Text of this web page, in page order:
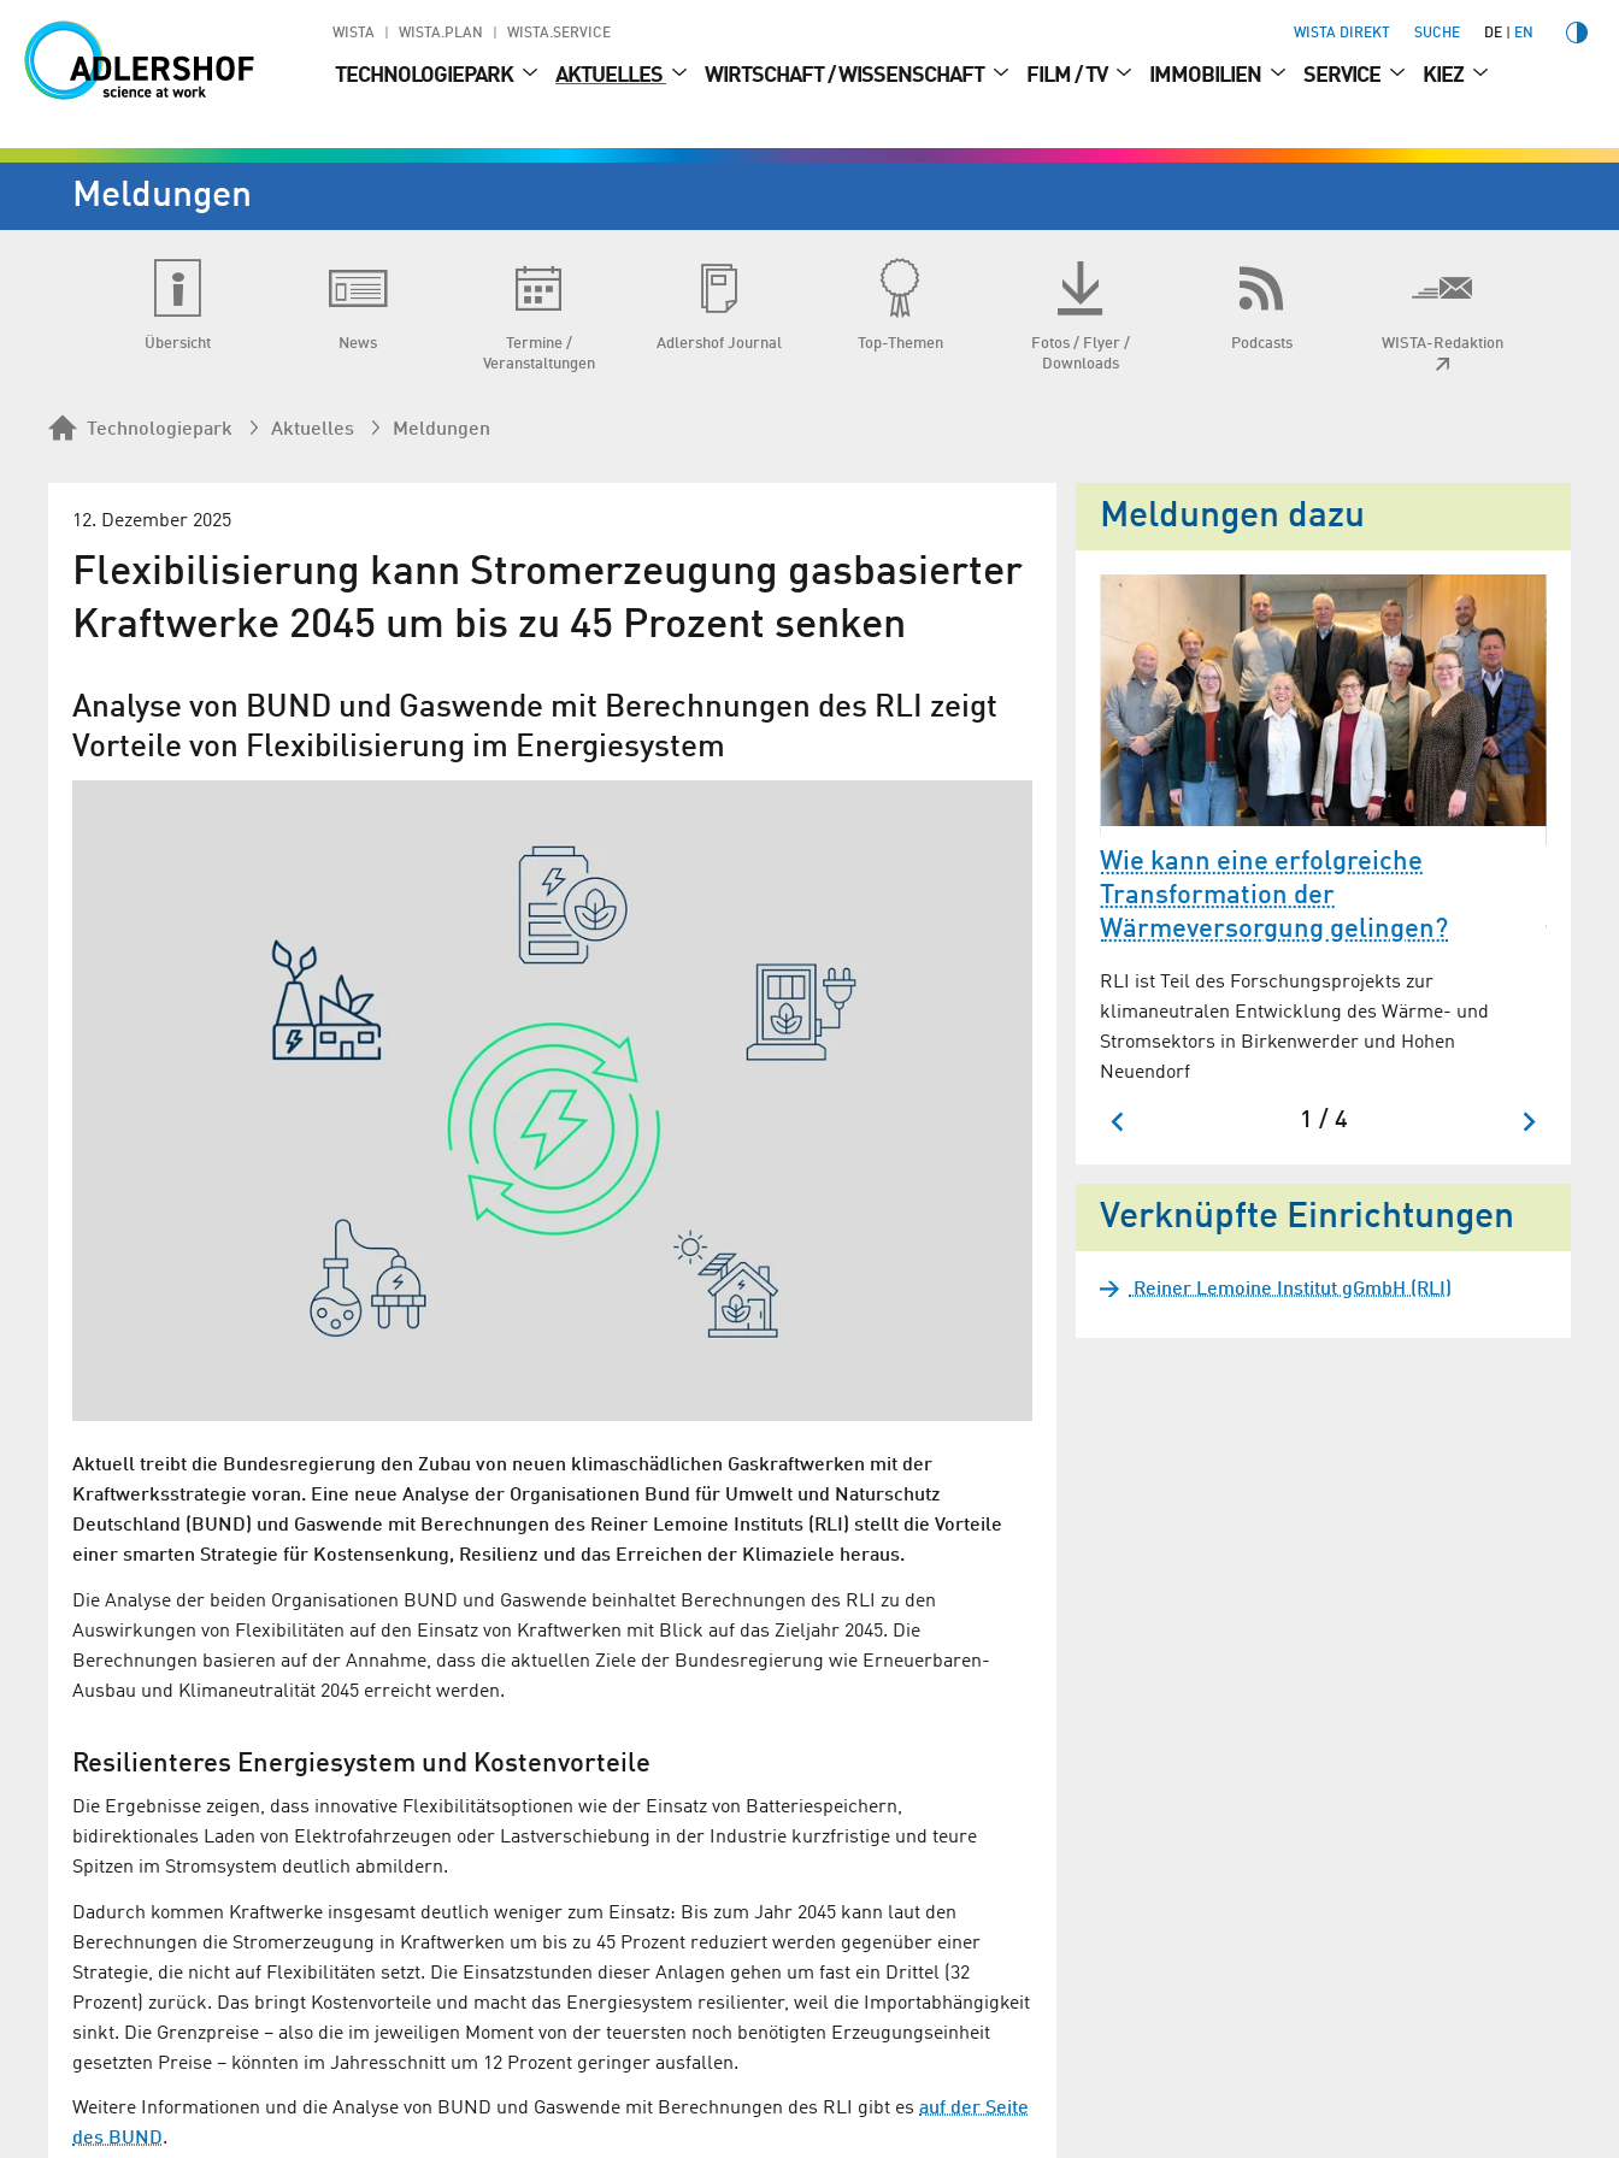
WISTA WISTA.PLAN WISTA.SERVICE WISTA DIREKT SUCHE DE EN
TECHNOLOGIEPARK AKTUELLES WIRTSCHAFT / WISSENSCHAFT FILM / TV IMMOBILIEN SERVICE KIEZ
Meldungen
Übersicht News
Termine /
Veranstaltungen
Adlershof Journal Top-Themen
Fotos / Flyer /
Downloads
Podcasts WISTA-Redaktion
Technologiepark Aktuelles Meldungen
12. Dezember 2025
Flexibilisierung kann Stromerzeugung gasbasierter
Kraftwerke 2045 um bis zu 45 Prozent senken
Analyse von BUND und Gaswende mit Berechnungen des RLI zeigt
Vorteile von Flexibilisierung im Energiesystem
Aktuell treibt die Bundesregierung den Zubau von neuen klimaschädlichen Gaskraftwerken mit der
Kraftwerksstrategie voran. Eine neue Analyse der Organisationen Bund für Umwelt und Naturschutz
Deutschland (BUND) und Gaswende mit Berechnungen des Reiner Lemoine Instituts (RLI) stellt die Vorteile
einer smarten Strategie für Kostensenkung, Resilienz und das Erreichen der Klimaziele heraus.
Die Analyse der beiden Organisationen BUND und Gaswende beinhaltet Berechnungen des RLI zu den
Auswirkungen von Flexibilitäten auf den Einsatz von Kraftwerken mit Blick auf das Zieljahr 2045. Die
Berechnungen basieren auf der Annahme, dass die aktuellen Ziele der Bundesregierung wie Erneuerbaren-
Ausbau und Klimaneutralität 2045 erreicht werden.
Resilienteres Energiesystem und Kostenvorteile
Die Ergebnisse zeigen, dass innovative Flexibilitätsoptionen wie der Einsatz von Batteriespeichern,
bidirektionales Laden von Elektrofahrzeugen oder Lastverschiebung in der Industrie kurzfristige und teure
Spitzen im Stromsystem deutlich abmildern.
Dadurch kommen Kraftwerke insgesamt deutlich weniger zum Einsatz: Bis zum Jahr 2045 kann laut den
Berechnungen die Stromerzeugung in Kraftwerken um bis zu 45 Prozent reduziert werden gegenüber einer
Strategie, die nicht auf Flexibilitäten setzt. Die Einsatzstunden dieser Anlagen gehen um fast ein Drittel (32
Prozent) zurück. Das bringt Kostenvorteile und macht das Energiesystem resilienter, weil die Importabhängigkeit
sinkt. Die Grenzpreise – also die im jeweiligen Moment von der teuersten noch benötigten Erzeugungseinheit
gesetzten Preise – könnten im Jahresschnitt um 12 Prozent geringer ausfallen.
Weitere Informationen und die Analyse von BUND und Gaswende mit Berechnungen des RLI gibt es auf der Seite
des BUND.
Meldungen dazu
Projekt CommunitE Innovation will
bundesweite Bürgerenergie-
Forschende des Reiner Lemoine Instituts wirken
beratend mit
Erneuerbaren Energien und somit bei der
Beschleunigung der Energiewende helfen
Wie kann eine erfolgreiche
Transformation der
Wärmeversorgung gelingen?
RLI ist Teil des Forschungsprojekts zur
klimaneutralen Entwicklung des Wärme- und
Stromsektors in Birkenwerder und Hohen
Neuendorf
1 / 4
Verknüpfte Einrichtungen
Reiner Lemoine Institut gGmbH (RLI)